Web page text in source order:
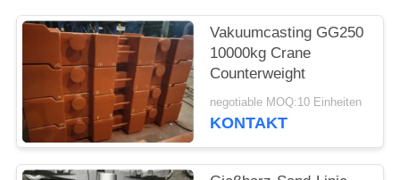
EIN
ZITAT
SITEMAP
PRIVACY
Vakuumcasting GG250
10000kg Crane
Counterweight
negotiable MOQ:10 Einheiten
KONTAKT